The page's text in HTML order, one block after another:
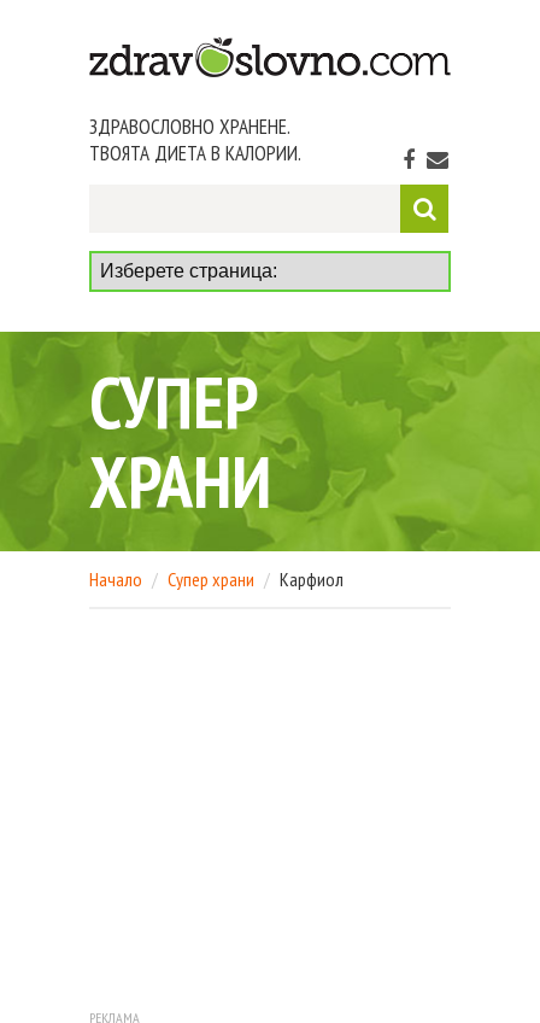
ЗДРАВОСЛОВНО ХРАНЕНЕ.
ТВОЯТА ДИЕТА В КАЛОРИИ.
СУПЕР
ХРАНИ
Начало Супер храни Карфиол